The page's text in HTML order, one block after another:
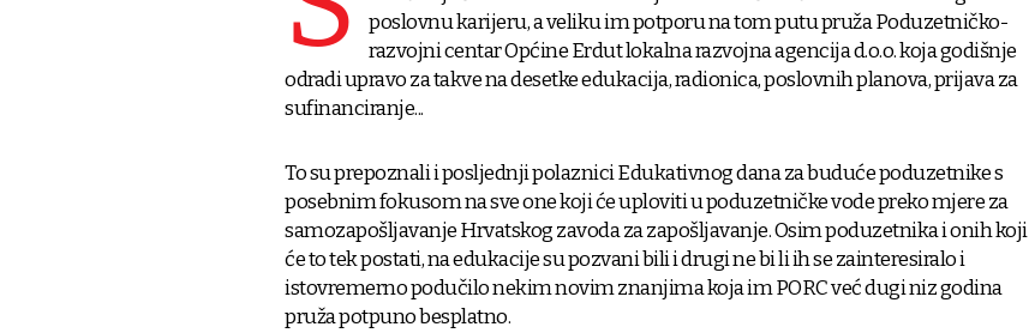
poslovnu karijeru, a veliku im potporu na tom putu pruža Poduzetničko-
razvojni centar Općine Erdut lokalna razvojna agencija d.o.o. koja godišnje
odradi upravo za takve na desetke edukacija, radionica, poslovnih planova, prijava za
sufinanciranje...
To su prepoznali i posljednji polaznici Edukativnog dana za buduće poduzetnike s
posebnim fokusom na sve one koji će uploviti u poduzetničke vode preko mjere za
samozapošljavanje Hrvatskog zavoda za zapošljavanje. Osim poduzetnika i onih koji
će to tek postati, na edukacije su pozvani bili i drugi ne bi li ih se zainteresiralo i
istovremerno podučilo nekim novim znanjima koja im PORC već dugi niz godina
pruža potpuno besplatno.